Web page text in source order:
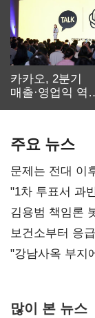
카카오, 2분기
매출·영업익 역
주요 뉴스
문제는 전대 이
불복'
"1차 투표서 과
김용범 책임론
보건소부터 응
"강남사옥 부지
많이 본 뉴스